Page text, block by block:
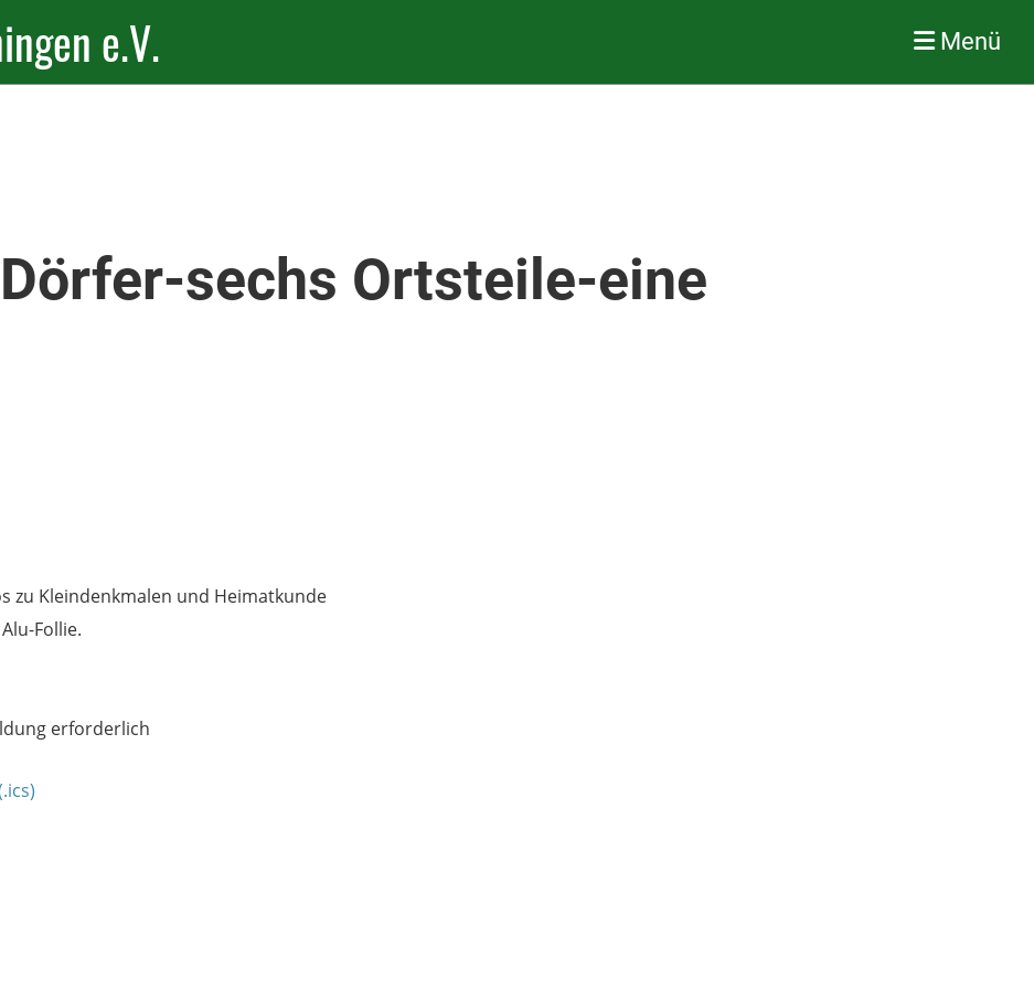
e.V. Menü
sechs Ortsteile-eine
zu Kleindenkmalen und Heimatkunde
Follie.
erforderlich